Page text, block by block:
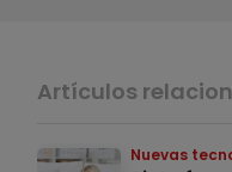
Artículos
Nuevas